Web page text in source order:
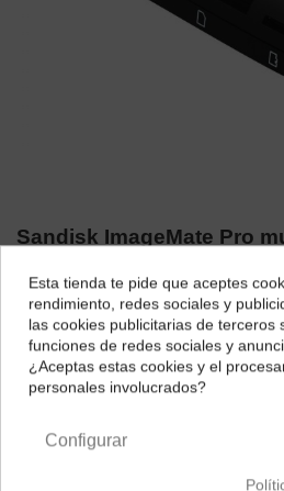
Sandisk ImageMate Pro
Marca: SanDisk
29,09 €
¿Dónde deseas
Selecciona tu ubicación para
impuestos correctos
Esta tienda te pide que aceptes
rendimiento, redes sociales y
las cookies publicitarias de terceros
funciones de redes sociales y
¿Aceptas estas cookies y el
personales involucrados?
Configurar